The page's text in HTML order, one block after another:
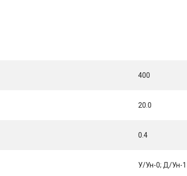
400
20.0
0.4
У/Ун-0; Д/Ун-